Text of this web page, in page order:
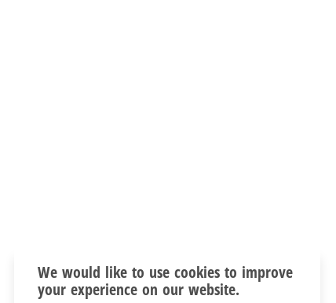
We would like to use cookies to improve
your experience on our website.